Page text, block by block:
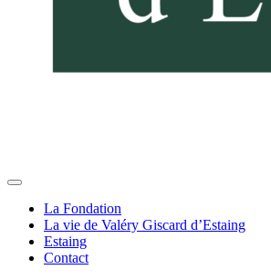
La Fondation
La vie de Valéry Giscard d’Estaing
Estaing
Contact